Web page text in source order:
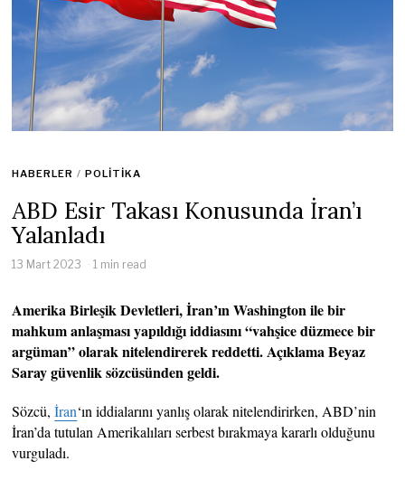
HABERLER / POLITIKA
ABD Esir Takası Konusunda İran’ı
Yalanladı
13 Mart 2023 1 min read
Amerika Birleşik Devletleri, İran’ın Washington ile bir
mahkum anlaşması yapıldığı iddiasını “vahşice düzmece bir
argüman” olarak nitelendirerek reddetti. Açıklama Beyaz
Saray güvenlik sözcüsünden geldi.
Sözcü,İran‘ın iddialarını yanlış olarak nitelendirirken, ABD’nin
İran’da tutulan Amerikalıları serbest bırakmaya kararlı olduğunu
vurguladı.